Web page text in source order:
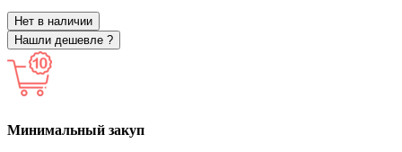
Нет в наличии
Нашли дешевле ?
Минимальный закуп